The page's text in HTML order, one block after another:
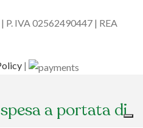
P. IVA 02562490447 | REA
|
a portata di